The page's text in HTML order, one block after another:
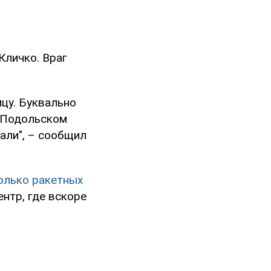
Враг
Буквально
– сообщил
ракетных
где вскоре